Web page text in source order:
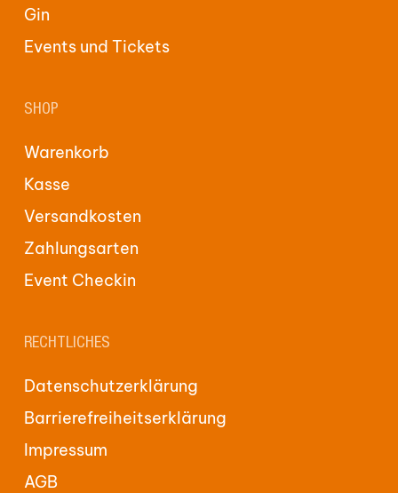
Gin
Events und Tickets
SHOP
Warenkorb
Kasse
Versandkosten
Zahlungsarten
Event Checkin
RECHTLICHES
Datenschutzerklärung
Barrierefreiheitserklärung
Impressum
AGB